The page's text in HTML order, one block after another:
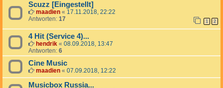
Scuzz [Eingestellt]
maadien « 17.11.2018, 22:22
Antworten: 17 1 2
4 Hit (Service 4)...
hendrik « 08.09.2018, 13:47
Antworten: 6
Cine Music
maadien « 07.09.2018, 12:22
Musicbox Russia...